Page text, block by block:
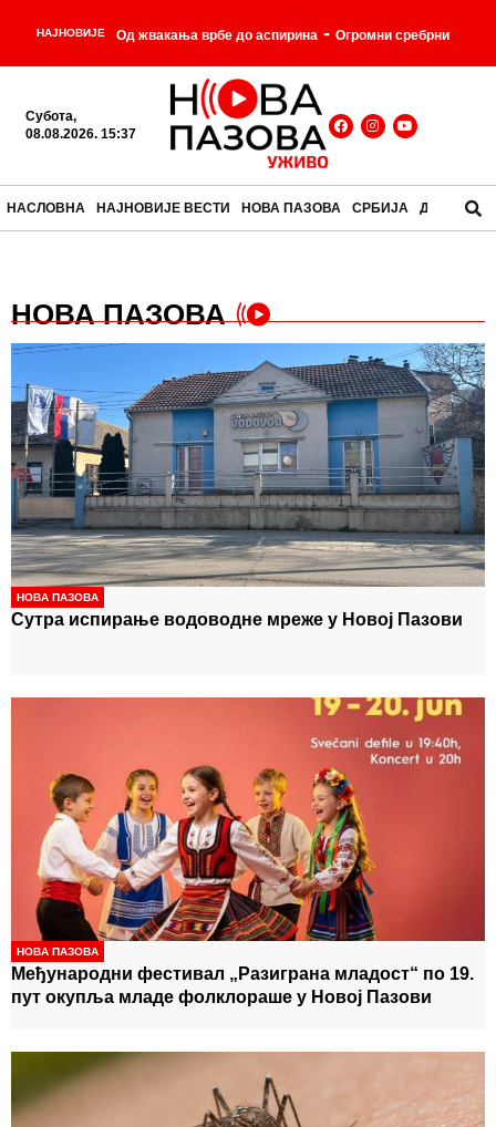
НАЈНОВИЈЕ Од жвакања врбе до аспирина - Огромни сребрни
ваздушни брод - Мозак за доручак: јела која су
некада била свакодневица, а данас делују
доступан, што га нисте привели?!
Трансформерси су одрасли -
Субота,
08.08.2026. 15:37
НАСЛОВНА НАЈНОВИЈЕ ВЕСТИ НОВА ПАЗОВА СРБИЈА ДРУШТВО
НОВА ПАЗОВА
НОВА ПАЗОВА
Сутра испирање водоводне мреже у Новој Пазови
НОВА ПАЗОВА
Међународни фестивал „Разиграна младост“ по 19.
пут окупља младе фолклораше у Новој Пазови